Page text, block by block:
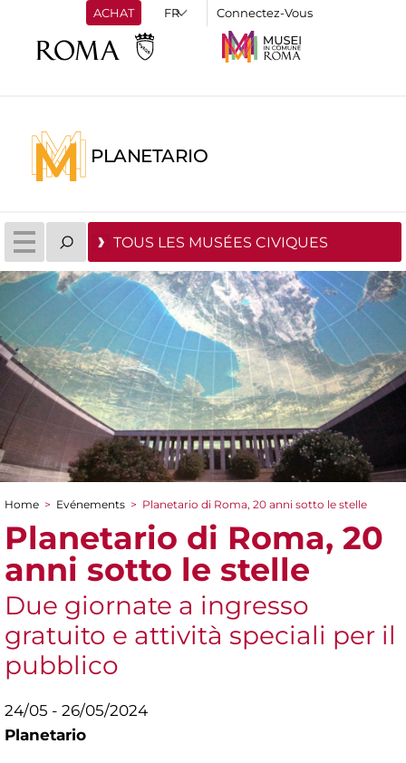
ACHAT Connectez-Vous
PLANETARIO
TOUS LES MUSÉES CIVIQUES
You are here
Home > Evénements > Planetario di Roma, 20 anni sotto le stelle
Planetario di Roma, 20
anni sotto le stelle
Due giornate a ingresso
gratuito e attività speciali per il
pubblico
24/05 - 26/05/2024
Planetario